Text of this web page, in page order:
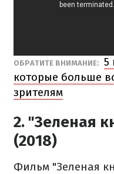
ОБРАТИТЕ ВНИМАНИЕ: 5
которые больше
зрителям
2. "Зеленая
(2018)
Фильм "Зеленая